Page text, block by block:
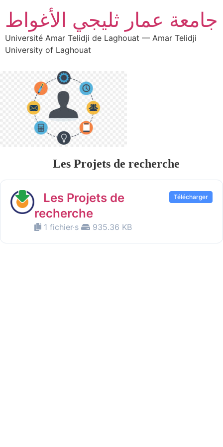
جامعة عمار ثليجي الأغواط
Université Amar Telidji de Laghouat — Amar Telidji
University of Laghouat
Les Projets de recherche
Les Projets de
recherche
1 fichier·s 935.36 KB
Télécharger